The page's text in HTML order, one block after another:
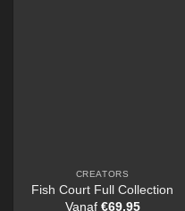
CREATORS
Fish Court Full Collection
Vanaf €69,95